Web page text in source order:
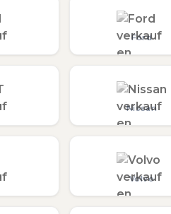
Ford
Nissan
Volvo